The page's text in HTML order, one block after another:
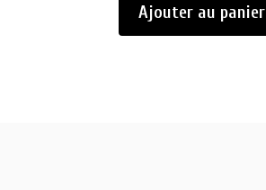
Ajouter au panier